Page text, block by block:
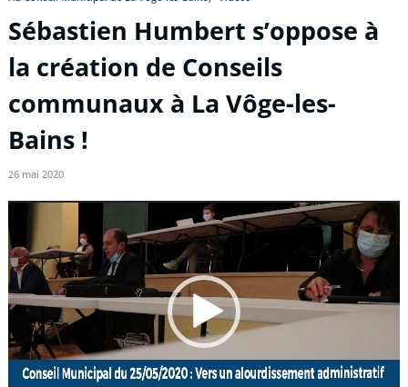
Sébastien Humbert s’oppose à
la création de Conseils
communaux à La Vôge-les-
Bains !
26 mai 2020
Lecteur
vidéo